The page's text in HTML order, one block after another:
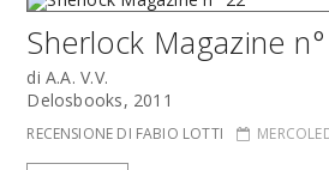
Sherlock Magazine
di A.A. V.V.
Delosbooks, 2011
RECENSIONE DI FABIO LOTTI